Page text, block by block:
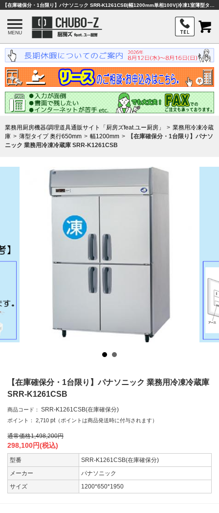
MENU
業務用厨房機器/調理道具通販サイト「厨房ズfeat.ユー厨房」
業務用冷凍冷蔵
庫
薄型タイプ 奥行650mm 幅1200mm
【在庫確保分・1台限り】パナソ
ニック 業務用冷凍冷蔵庫 SRR-K1261CSB
【在庫確保分・1台限り】パナソニック 業務用冷凍冷蔵庫
SRR-K1261CSB
商品コード： SRR-K1261CSB(在庫確保分)
ポイント： 2,710 pt （ポイントは商品発送時に付与されます）
通常価格1,498,200円
298,100円(税込)
型番
SRR-K1261CSB(在庫確保分)
メーカー
パナソニック
サイズ
1200*650*1950